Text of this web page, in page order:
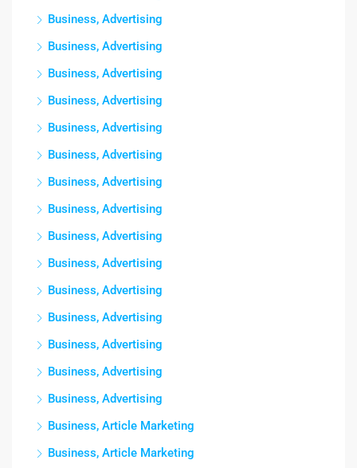
Business, Advertising
Business, Advertising
Business, Advertising
Business, Advertising
Business, Advertising
Business, Advertising
Business, Advertising
Business, Advertising
Business, Advertising
Business, Advertising
Business, Advertising
Business, Advertising
Business, Advertising
Business, Advertising
Business, Advertising
Business, Article Marketing
Business, Article Marketing